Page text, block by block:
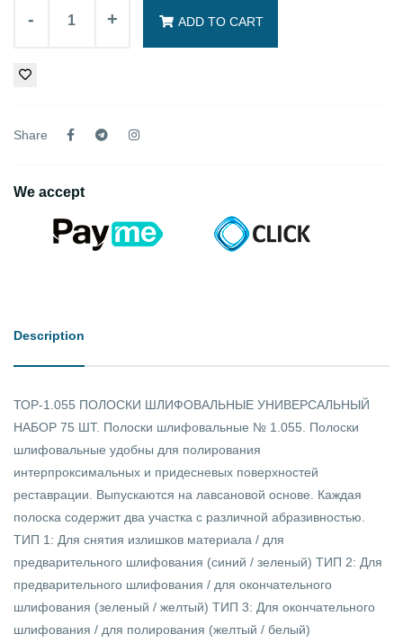
- + ADD TO CART
Share
We accept
Description
ТОР-1.055 ПОЛОСКИ ШЛИФОВАЛЬНЫЕ УНИВЕРСАЛЬНЫЙ
НАБОР 75 ШТ. Полоски шлифовальные № 1.055. Полоски
шлифовальные удобны для полирования
интерпроксимальных и придесневых поверхностей
реставрации. Выпускаются на лавсановой основе. Каждая
полоска содержит два участка с различной абразивностью.
ТИП 1: Для снятия излишков материала / для
предварительного шлифования (синий / зеленый) ТИП 2: Для
предварительного шлифования / для окончательного
шлифования (зеленый / желтый) ТИП 3: Для окончательного
шлифования / для полирования (желтый / белый)